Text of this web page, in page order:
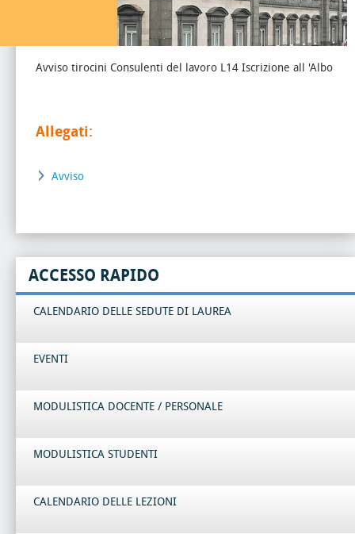
Avviso tirocini Consulenti del lavoro L14 Iscrizione all 'Albo
Allegati:
Avviso
ACCESSO RAPIDO
CALENDARIO DELLE SEDUTE DI LAUREA
EVENTI
MODULISTICA DOCENTE / PERSONALE
MODULISTICA STUDENTI
CALENDARIO DELLE LEZIONI